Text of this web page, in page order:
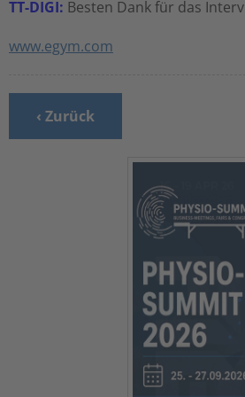
TT-DIGI: Besten Dank für das
www.egym.com
‹ Zurück